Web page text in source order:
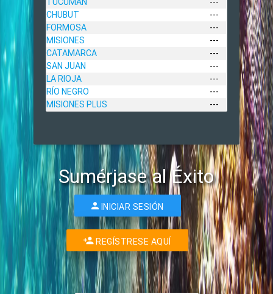
CHUBUT
---
FORMOSA
---
MISIONES
---
CATAMARCA
---
SAN JUAN
---
LA RIOJA
---
RÍO NEGRO
---
MISIONES PLUS
---
Sumérjase al Éxito
INICIAR SESIÓN
REGÍSTRESE AQUÍ